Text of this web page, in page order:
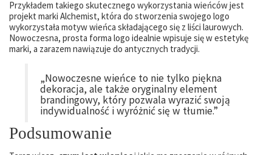
Przykładem takiego skutecznego wykorzystania wieńców jest
projekt marki Alchemist, która do stworzenia swojego logo
wykorzystała motyw wieńca składającego się z liści laurowych.
Nowoczesna, prosta forma logo idealnie wpisuje się w estetykę
marki, a zarazem nawiązuje do antycznych tradycji.
„Nowoczesne wieńce to nie tylko piękna
dekoracja, ale także oryginalny element
brandingowy, który pozwala wyrazić swoją
indywidualność i wyróżnić się w tłumie.”
Podsumowanie